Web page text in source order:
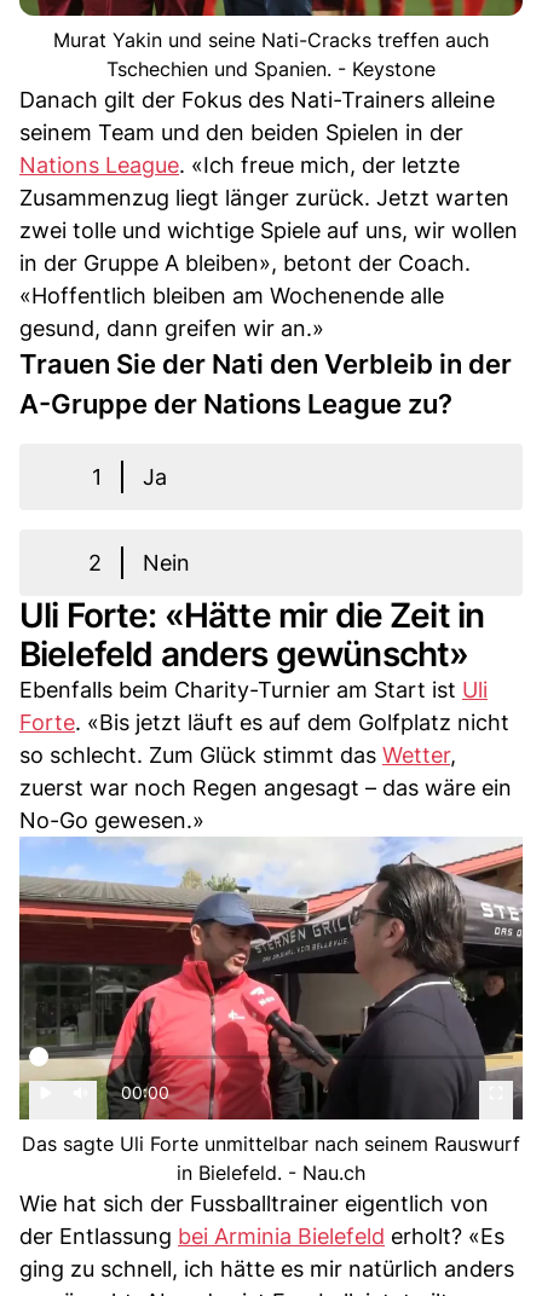
Murat Yakin und seine Nati-Cracks treffen auch
Tschechien und Spanien. - Keystone
Danach gilt der Fokus des Nati-Trainers alleine
seinem Team und den beiden Spielen in der
Nations League. «Ich freue mich, der letzte
Zusammenzug liegt länger zurück. Jetzt warten
zwei tolle und wichtige Spiele auf uns, wir wollen
in der Gruppe A bleiben», betont der Coach.
«Hoffentlich bleiben am Wochenende alle
gesund, dann greifen wir an.»
Trauen Sie der Nati den Verbleib in der
A-Gruppe der Nations League zu?
1 Ja
2 Nein
Uli Forte: «Hätte mir die Zeit in
Bielefeld anders gewünscht»
Ebenfalls beim Charity-Turnier am Start ist Uli
Forte. «Bis jetzt läuft es auf dem Golfplatz nicht
so schlecht. Zum Glück stimmt das Wetter,
zuerst war noch Regen angesagt – das wäre ein
No-Go gewesen.»
00:00
Das sagte Uli Forte unmittelbar nach seinem Rauswurf
in Bielefeld. - Nau.ch
Wie hat sich der Fussballtrainer eigentlich von
der Entlassung bei Arminia Bielefeld erholt? «Es
ging zu schnell, ich hätte es mir natürlich anders